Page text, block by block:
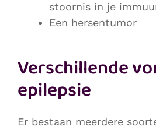
stoornis in je
Een hersentumor
Verschillende
epilepsie
Er bestaan meerdere